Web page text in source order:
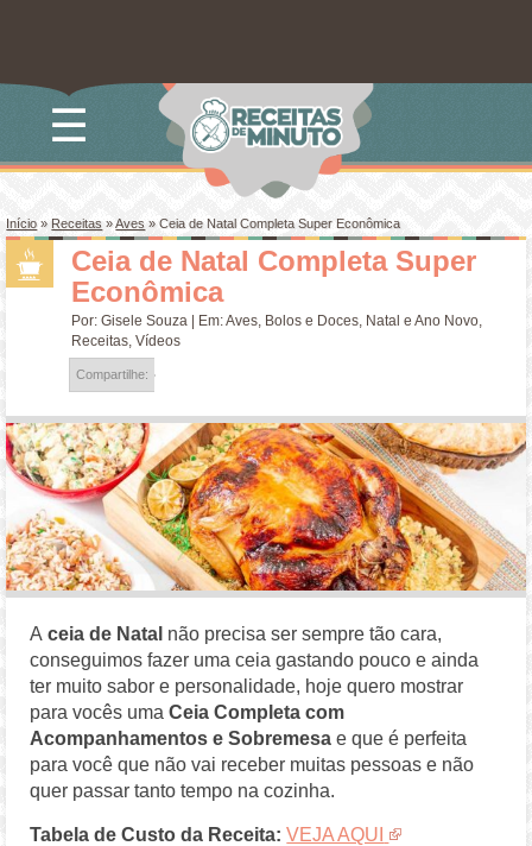
☰
Início»Receitas »Aves »Ceia de Natal Completa Super Econômica
Ceia de Natal Completa Super
Econômica
Por:Gisele Souza | Em:Aves, Bolos e Doces, Natal e Ano Novo,
Receitas,Vídeos
Compartilhe:
A ceia de Natal não precisa ser sempre tão cara,
conseguimos fazer uma ceia gastando pouco e ainda
ter muito sabor e personalidade, hoje quero mostrar
para vocês umaCeia Completa com
Acompanhamentos e Sobremesa e que é perfeita
para você que não vai receber muitas pessoas e não
quer passar tanto tempo na cozinha.
Tabela de Custo da Receita: VEJA AQUI